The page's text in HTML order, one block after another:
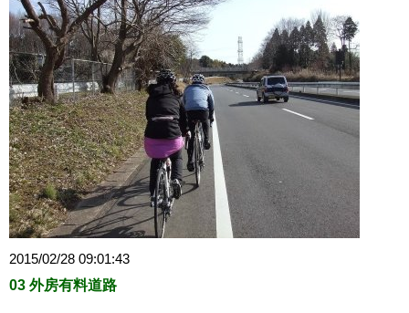
2015/02/28 09:01:43
03 外房有料道路